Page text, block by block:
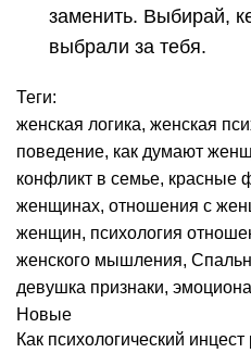
заменить. Выбирай,
выбрали за тебя.
Теги:
женская логика, женская
поведение, как думают
конфликт в семье, красные
женщинах, отношения с
женщин, психология
женского мышления,
девушка признаки,
Новые
Как психологический